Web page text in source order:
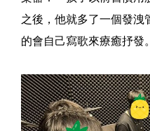
之後，他就多了一個發洩
的會自己寫歌來療癒抒發